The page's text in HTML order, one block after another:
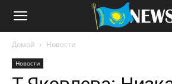
Домой Новости
Новости